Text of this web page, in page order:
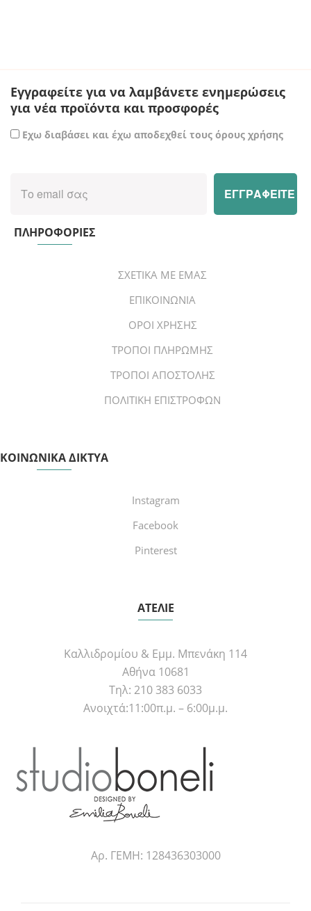
Εγγραφείτε για να λαμβάνετε ενημερώσεις
για νέα προϊόντα και προσφορές
Εχω διαβάσει και έχω αποδεχθεί τους όρους χρήσης
ΠΛΗΡΟΦΟΡΙΕΣ
ΣΧΕΤΙΚΑ ΜΕ ΕΜΑΣ
ΕΠΙΚΟΙΝΩΝΙΑ
ΟΡΟΙ ΧΡΗΣΗΣ
ΤΡΟΠΟΙ ΠΛΗΡΩΜΗΣ
ΤΡΟΠΟΙ ΑΠΟΣΤΟΛΗΣ
ΠΟΛΙΤΙΚΗ ΕΠΙΣΤΡΟΦΩΝ
ΚΟΙΝΩΝΙΚΑ ΔΙΚΤΥΑ
Instagram
Facebook
Pinterest
ΑΤΕΛΙΕ
Καλλιδρομίου & Εμμ. Μπενάκη 114
Αθήνα 10681
Τηλ: 210 383 6033
Ανοιχτά:11:00π.μ. – 6:00μ.μ.
Αρ. ΓΕΜΗ: 128436303000